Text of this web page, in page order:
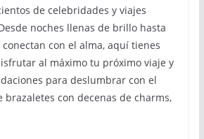
de celebridades y viajes
noches llenas de brillo hasta
con el alma, aquí tienes
al máximo tu próximo viaje y
para deslumbrar con el
brazaletes con decenas de charms,